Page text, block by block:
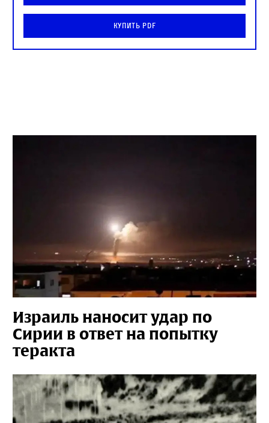
Купить PDF
Израиль наносит удар по
Сирии в ответ на попытку
теракта